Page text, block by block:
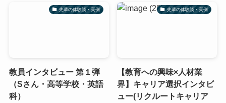
先輩の体験談・実例
教員インタビュー 第１弾
（Sさん・高等学校・英語
科）
先輩の体験談・実例
【教育への興味×人材業
界】キャリア選択インタビ
ュー(リクルートキャリア